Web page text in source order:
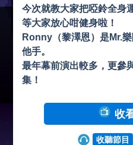
今次就教大家把啞鈴全身
等大家放心咁健身啦！
Ronny（黎澤恩）是Mr.
他手。
最年幕前演出較多，更參
集！
收
收聽節目